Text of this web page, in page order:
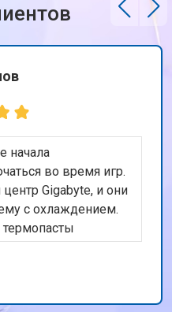
начала
во время игр.
Gigabyte, и они
с охлаждением.
безупречно.
и качеством
моего